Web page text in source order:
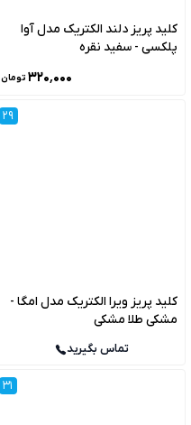
کلید پریز دلند الکتریک مدل آوا
پلکسی - سفید نقره
۳۲۰٬۰۰۰ تومان
29
کلید پریز ویرا الکتریک مدل امگا -
مشکی طلا مشکی
تماس بگیرید
31